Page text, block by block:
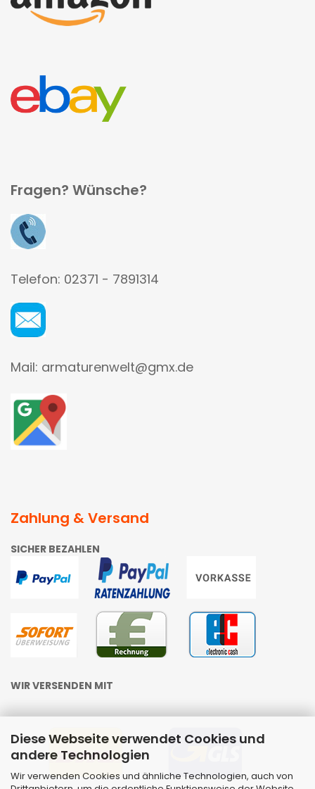
Diese Webseite verwendet Cookies und
andere Technologien
Wir verwenden Cookies und ähnliche Technologien, auch von
Fragen? Wünsche?
Telefon: 02371 - 7891314
Mail: armaturenwelt@gmx.de
Zahlung & Versand
SICHER BEZAHLEN
WIR VERSENDEN MIT